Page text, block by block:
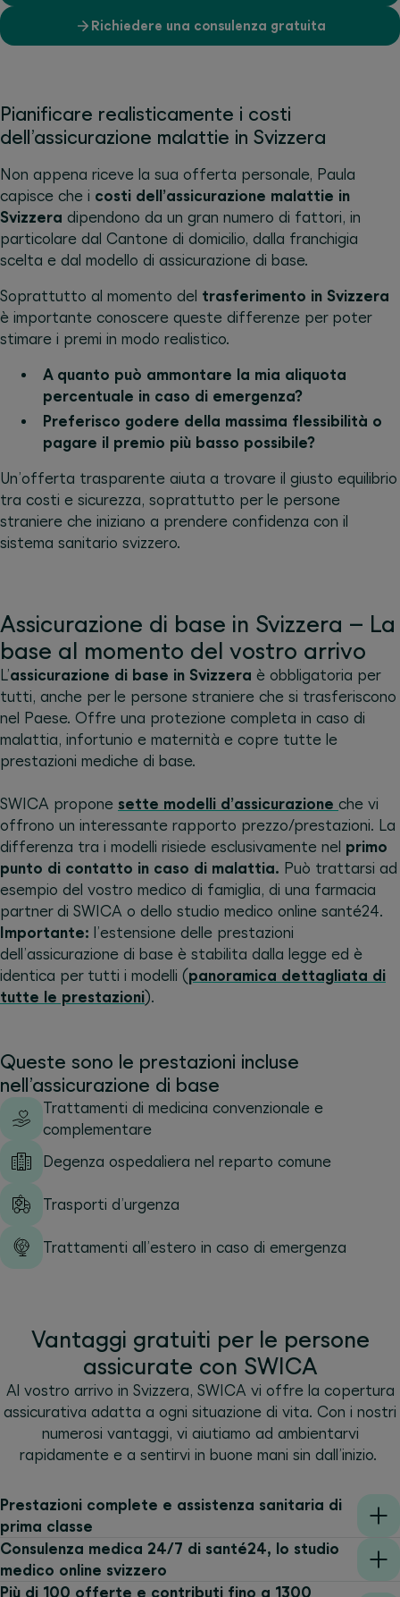
Richiedere una consulenza gratuita
Pianificare realisticamente i costi
dell’assicurazione malattie in Svizzera
Non appena riceve la sua offerta personale, Paula
capisce che i costi dell’assicurazione malattie in
Svizzera dipendono da un gran numero di fattori, in
particolare dal Cantone di domicilio, dalla franchigia
scelta e dal modello di assicurazione di base.
Soprattutto al momento del trasferimento in Svizzera
è importante conoscere queste differenze per poter
stimare i premi in modo realistico.
A quanto può ammontare la mia aliquota
percentuale in caso di emergenza?
Preferisco godere della massima flessibilità o
pagare il premio più basso possibile?
Un’offerta trasparente aiuta a trovare il giusto equilibrio
tra costi e sicurezza, soprattutto per le persone
straniere che iniziano a prendere confidenza con il
sistema sanitario svizzero.
Assicurazione di base in Svizzera – La
base al momento del vostro arrivo
L’assicurazione di base in Svizzera è obbligatoria per
tutti, anche per le persone straniere che si trasferiscono
nel Paese. Offre una protezione completa in caso di
malattia, infortunio e maternità e copre tutte le
prestazioni mediche di base.
SWICA propone sette modelli d’assicurazione che vi
offrono un interessante rapporto prezzo/prestazioni. La
differenza tra i modelli risiede esclusivamente nel primo
punto di contatto in caso di malattia. Può trattarsi ad
esempio del vostro medico di famiglia, di una farmacia
partner di SWICA o dello studio medico online santé24.
Importante: l’estensione delle prestazioni
dell’assicurazione di base è stabilita dalla legge ed è
identica per tutti i modelli (panoramica dettagliata di
tutte le prestazioni).
Queste sono le prestazioni incluse
nell’assicurazione di base
Trattamenti di medicina convenzionale e
complementare
Degenza ospedaliera nel reparto comune
Trasporti d’urgenza
Trattamenti all’estero in caso di emergenza
Vantaggi gratuiti per le persone
assicurate con SWICA
Al vostro arrivo in Svizzera, SWICA vi offre la copertura
assicurativa adatta a ogni situazione di vita. Con i nostri
numerosi vantaggi, vi aiutiamo ad ambientarvi
rapidamente e a sentirvi in buone mani sin dall’inizio.
Prestazioni complete e assistenza sanitaria di
prima classe
Consulenza medica 24/7 di santé24, lo studio
medico online svizzero
Più di 100 offerte e contributi fino a 1300